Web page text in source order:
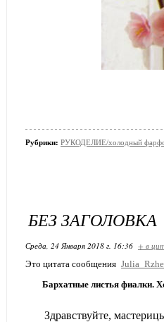
Рубрики: РУКОДЕЛИЕ/холодный
БЕЗ ЗАГОЛОВКА
Среда, 24 Января 2018 г. 16:36 + в
Это цитата сообщения
Бархатные листья фиалки.
Здравствуйте,